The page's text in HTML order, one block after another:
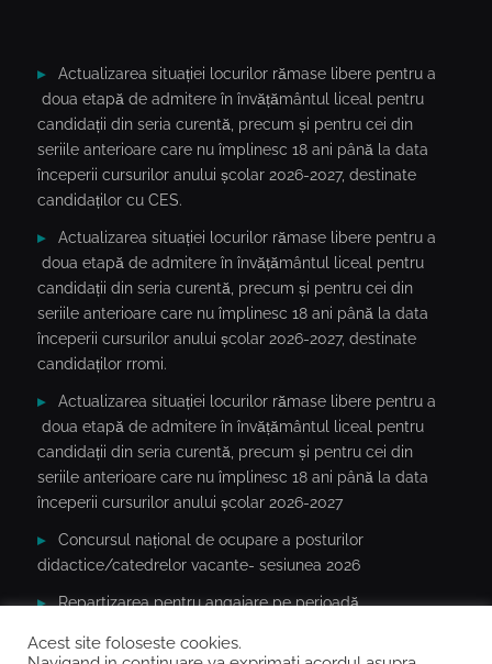
Actualizarea situației locurilor rămase libere pentru a
doua etapă de admitere în învățământul liceal pentru
candidații din seria curentă, precum și pentru cei din
seriile anterioare care nu împlinesc 18 ani până la data
începerii cursurilor anului școlar 2026-2027, destinate
candidaților cu CES.
Actualizarea situației locurilor rămase libere pentru a
doua etapă de admitere în învățământul liceal pentru
candidații din seria curentă, precum și pentru cei din
seriile anterioare care nu împlinesc 18 ani până la data
începerii cursurilor anului școlar 2026-2027, destinate
candidaților rromi.
Actualizarea situației locurilor rămase libere pentru a
doua etapă de admitere în învățământul liceal pentru
candidații din seria curentă, precum și pentru cei din
seriile anterioare care nu împlinesc 18 ani până la data
începerii cursurilor anului școlar 2026-2027
Concursul național de ocupare a posturilor
didactice/catedrelor vacante- sesiunea 2026
Repartizarea pentru angajare pe perioadă
baza notelor/mediilor la concursurile naționale 2020-2026
Acest site foloseste cookies.